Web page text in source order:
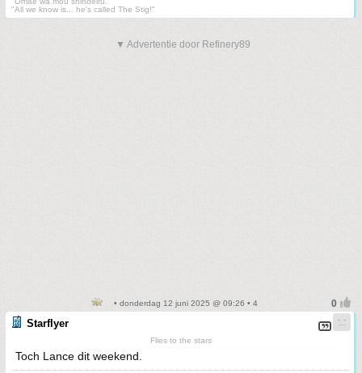
"All we know is... he's called The Stig!"
▼ Advertentie door Refinery89
• donderdag 12 juni 2025 @ 09:26 • 4
Starflyer
Flies to the stars
Toch Lance dit weekend.